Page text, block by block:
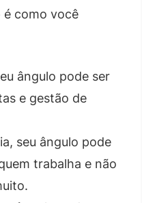
é como você
ângulo pode ser
e gestão de
seu ângulo pode
trabalha e não